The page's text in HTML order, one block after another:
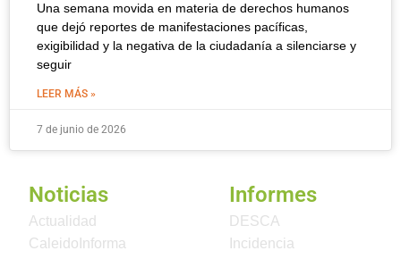
Una semana movida en materia de derechos humanos
que dejó reportes de manifestaciones pacíficas,
exigibilidad y la negativa de la ciudadanía a silenciarse y
seguir
LEER MÁS »
7 de junio de 2026
Noticias
Actualidad
CaleidoInforma
Informes
DESCA
Incidencia